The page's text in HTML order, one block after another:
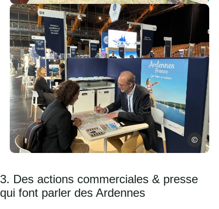
Salon Rendez-vous en France 2025 – Agence de
ADTA
3. Des actions commerciales & presse
qui font parler des Ardennes